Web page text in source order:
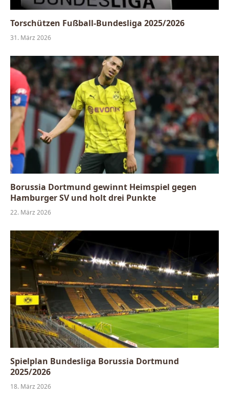
Torschützen Fußball-Bundesliga 2025/2026
31. März 2026
Borussia Dortmund gewinnt Heimspiel gegen
Hamburger SV und holt drei Punkte
22. März 2026
Spielplan Bundesliga Borussia Dortmund
2025/2026
18. März 2026